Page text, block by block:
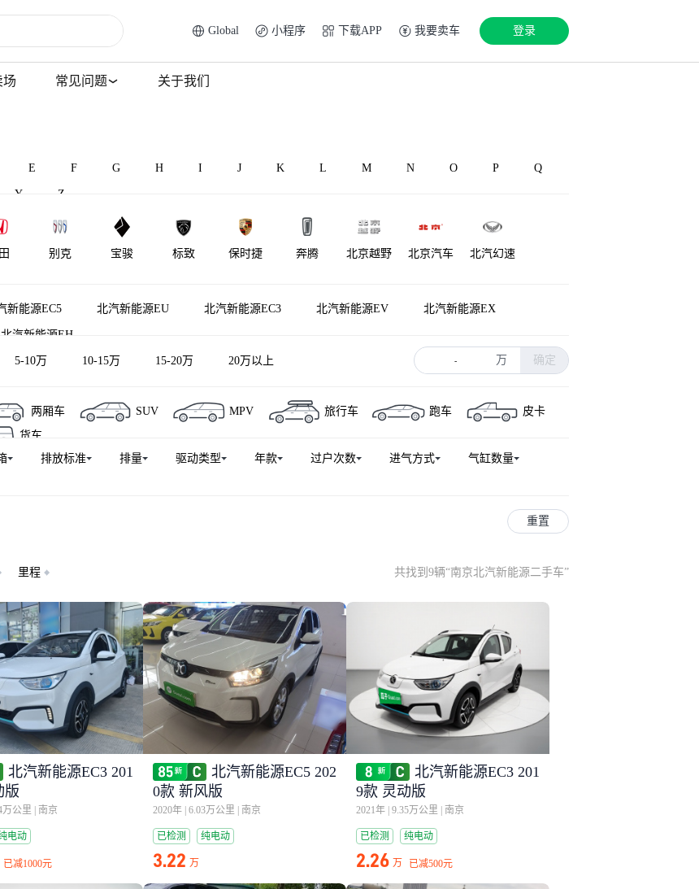
Global 小程序 下载APP 我要卖车 登录
场 常见问题 关于我们
E F G H I J K L M N O P Q
Y Z
别克 宝骏 标致 保时捷 奔腾 北京越野 北京汽车 北汽幻速
汽制
北汽昌河 比速汽车 北汽瑞翔 宾利 百智新能源 铂驰 博速 北汽雷驰
新能源EC5 北汽新能源EU 北汽新能源EC3 北汽新能源EV 北汽新能源EX
北汽新能源EH
5-10万 10-15万 15-20万 20万以上 - 万 确定
两厢车 SUV MPV 旅行车 跑车
皮卡
货车
排放标准 排量 驱动类型 年款 过户次数 进气方式
气缸数量
重置
里程 共找到9辆“南京北汽新能源二手车”
北汽新能源EC3 201
版
万公里 南京
电动
已减1000元
北汽新能源EC5 202
0款 新风版
2020年 6.03万公里 南京
已检测 纯电动
3.22 万
北汽新能源EC3 201
9款 灵动版
2021年 9.35万公里 南京
已检测 纯电动
2.26 万 已减500元